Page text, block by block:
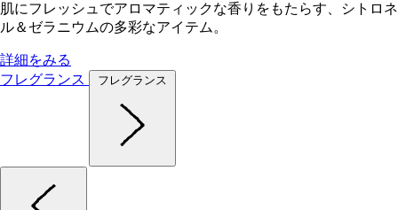
肌にフレッシュでアロマティックな香りをもたらす、シトロネ
ル＆ゼラニウムの多彩なアイテム。
詳細をみる
フレグランス
フレグランス